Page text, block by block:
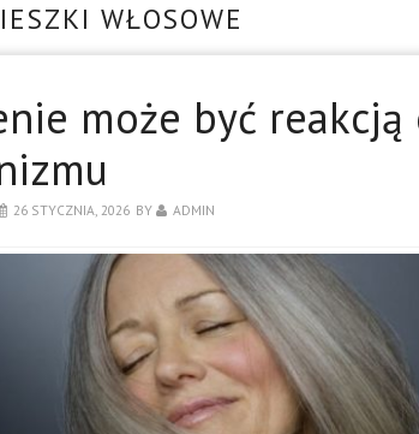
WŁOSOWE
może być reakcją
26 STYCZNIA, 2026 BY ADMIN